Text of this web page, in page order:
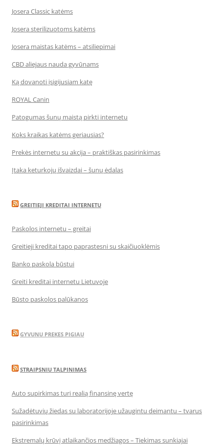
Josera Classic katėms
Josera sterilizuotoms katėms
Josera maistas katėms – atsiliepimai
CBD aliejaus nauda gyvūnams
Ką dovanoti įsigijusiam katę
ROYAL Canin
Patogumas šunų maistą pirkti internetu
Koks kraikas katėms geriausias?
Prekės internetu su akcija – praktiškas pasirinkimas
Įtaka keturkojų išvaizdai – šunų ėdalas
GREITIEJI KREDITAI INTERNETU
Paskolos internetu – greitai
Greitieji kreditai tapo paprastesni su skaičiuoklėmis
Banko paskola būstui
Greiti kreditai internetu Lietuvoje
Būsto paskolos palūkanos
GYVUNU PREKES PIGIAU
STRAIPSNIU TALPINIMAS
Auto supirkimas turi realią finansinę vertę
Sužadėtuvių žiedas su laboratorijoje užaugintu deimantu – tvarus
pasirinkimas
Ekstremalų krūvį atlaikančios medžiagos – Tiekimas sunkiajai